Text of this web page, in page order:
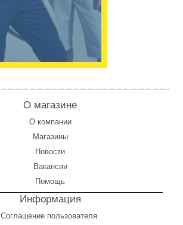
О магазине
О компании
Магазины
Новости
Вакансии
Помощь
Информация
Соглашение пользователя